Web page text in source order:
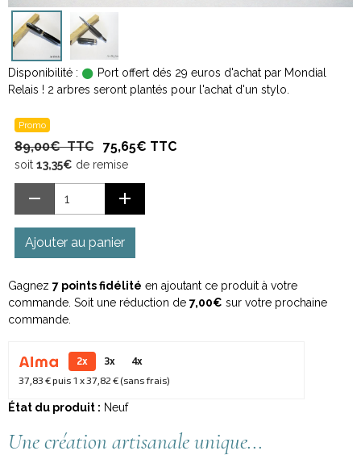
Disponibilité :
Port offert dés 29 euros d'achat par Mondial
Relais ! 2 arbres seront plantés pour l'achat d'un stylo.
Promo
89,00€ TTC 75,65€ TTC
soit 13,35€ de remise
Ajouter au panier
Gagnez 7 points fidélité en ajoutant ce produit à votre
commande. Soit une réduction de 7,00€ sur votre prochaine
commande.
2x 3x
4x
37,83 €puis 1 x37,82 €(sans frais)
État du produit : Neuf
Une création artisanale unique...